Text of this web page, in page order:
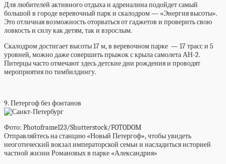
Для любителей активного отдыха и адреналина подойдет самый
большой в городе веревочный парк и скалодром — «Энергия высоты».
Это отличная возможность оторваться от гаджетов и проверить свою
ловкость и силу как детям, так и взрослым.
Скалодром достигает высоты 17 м, в веревочном парке — 17 трасс и 5
уровней, можно даже совершить прыжок с крыла самолета АН-2.
Питерцы часто отмечают здесь детские дни рождения и проводят
мероприятия по тимбилдингу.
9. Петергоф без фонтанов
Фото: Photoframe123/Shutterstock/FOTODOM
Отправляйтесь на станцию «Новый Петергоф», чтобы увидеть
неоготический вокзал императорской семьи и насладиться историей
частной жизни Романовых в парке «Александрия»